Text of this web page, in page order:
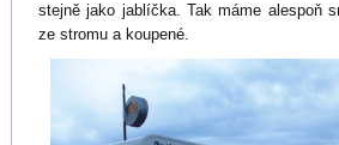
stejně jako jablíčka. Tak máme alespoň
ze stromu a koupené.